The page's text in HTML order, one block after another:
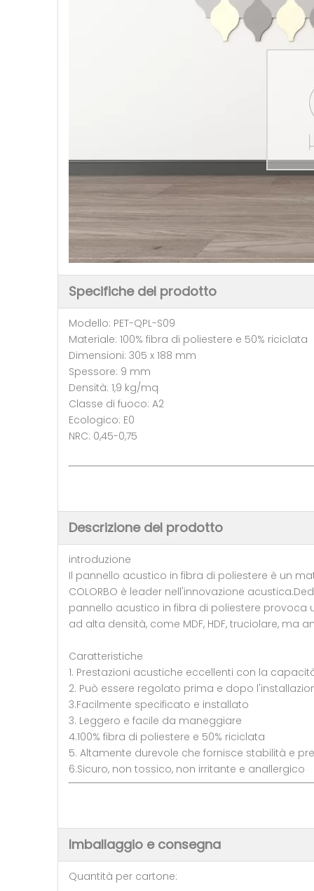
Specifiche del prodotto
Modello: PET-QPL-S09
Materiale: 100% fibra di poliestere e 50% riciclata
Dimensioni: 305 x 188 mm
Spessore: 9 mm
Densità: 1,9 kg/mq
Classe di fuoco: A2
Ecologico: E0
NRC: 0,45-0,75
Descrizione del prodotto
introduzione
Il pannello acustico in fibra di poliestere è un
COLORBO è leader nell'innovazione
pannello acustico in fibra di poliestere provoca
ad alta densità, come MDF, HDF, truciolare,
Caratteristiche
1. Prestazioni acustiche eccellenti con la
2. Può essere regolato prima e dopo
3.Facilmente specificato e installato
3. Leggero e facile da maneggiare
4.100% fibra di poliestere e 50% riciclata
5. Altamente durevole che fornisce stabilità e
6.Sicuro, non tossico, non irritante e anallergico
Imballaggio e consegna
Quantità per cartone: 10